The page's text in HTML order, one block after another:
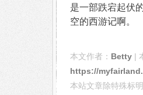
是一部跌宕起伏
空的西游记啊。
本文作者： Betty |
https://
本站文章除特殊标